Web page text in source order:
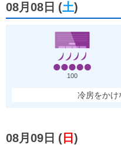
08月08日 (土)
100
冷房をかけ
08月09日 ( 日 )